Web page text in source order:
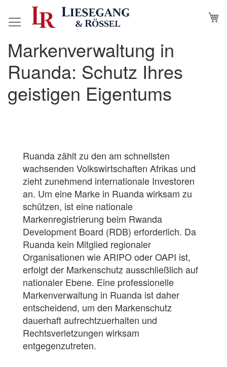
zum
Markenverwaltung in
Ruanda: Schutz Ihres
geistigen Eigentums
Ruanda zählt zu den am schnellsten
wachsenden Volkswirtschaften Afrikas und
zieht zunehmend internationale Investoren
an. Um eine Marke in Ruanda wirksam zu
schützen, ist eine nationale
Markenregistrierung beim Rwanda
Development Board (RDB) erforderlich. Da
Ruanda kein Mitglied regionaler
Organisationen wie ARIPO oder OAPI ist,
erfolgt der Markenschutz ausschließlich auf
nationaler Ebene. Eine professionelle
Markenverwaltung in Ruanda ist daher
entscheidend, um den Markenschutz
dauerhaft aufrechtzuerhalten und
Rechtsverletzungen wirksam
entgegenzutreten.